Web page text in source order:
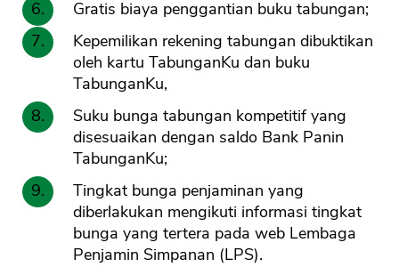
Gratis biaya penggantian buku tabungan;
Kepemilikan rekening tabungan dibuktikan
oleh kartu TabunganKu dan buku
TabunganKu,
Suku bunga tabungan kompetitif yang
disesuaikan dengan saldo Bank Panin
TabunganKu;
Tingkat bunga penjaminan yang
diberlakukan mengikuti informasi tingkat
bunga yang tertera pada web Lembaga
Penjamin Simpanan (LPS).